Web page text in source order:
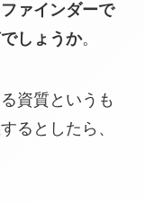
ァインダーで
しょうか。
資質というも
るとしたら、